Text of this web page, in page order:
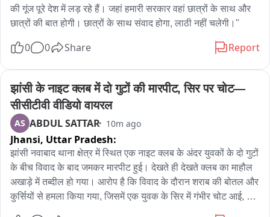
की गूंज पूरे देश में लड़ रहे हैं। जहां हमारी सरकार वहां छात्रों के साथ और
छात्रों की बात होगी। छात्रों के साथ संवाद होगा, लाठी नहीं चलेगी।"
0 0 Share Report
झांसी के नाइट क्लब में दो गुटों की मारपीट, सिर पर चोट—
सीसीटीवी वीडियो वायरल
AS ABDUL SATTAR 10m ago
Jhansi, Uttar Pradesh:
झांसी नवाबाद थाना क्षेत्र में स्थित एक नाइट क्लब के अंदर युवकों के दो गुटों
के बीच विवाद के बाद जमकर मारपीट हुई। देखते ही देखते क्लब का माहौल
अखाड़े में तब्दील हो गया। आरोप है कि विवाद के दौरान शराब की बोतल और
कुर्सियों से हमला किया गया, जिसमें एक युवक के सिर में गंभीर चोट आई,